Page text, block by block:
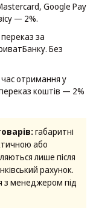
Google Pay
— 2%.
переказ за
Без
отримання у
коштів — 2%
габаритні
або
лише після
рахунок.
з менеджером під